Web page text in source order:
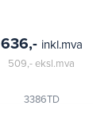
3386TD
636,- inkl.mva
509,-eksl.mva